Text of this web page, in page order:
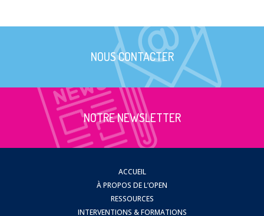
NOUS CONTACTER
NOTRE NEWSLETTER
ACCUEIL
À PROPOS DE L’OPEN
RESSOURCES
INTERVENTIONS & FORMATIONS